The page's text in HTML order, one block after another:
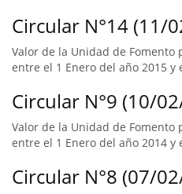
Circular N°14 (11/
Valor de la Unidad de
entre el 1 Enero del año 2015 y
Circular N°9 (10/
Valor de la Unidad de
entre el 1 Enero del año 2014 y
Circular N°8 (07/